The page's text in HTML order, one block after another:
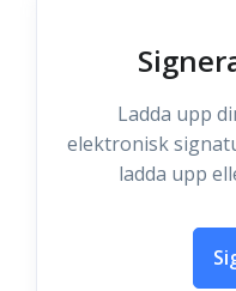
Ladda upp
elektronisk
ladda upp